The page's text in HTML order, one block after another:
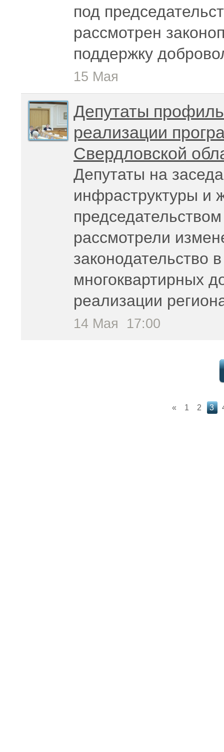
под
рассмотрен
поддержку
15 Мая
Депутаты
реализации
Свердловской
Депутаты на
инфраструктуры и
рассмотрели
законодательство
многоквартирных
реализации
14 Мая 17:00
« 1 2 3